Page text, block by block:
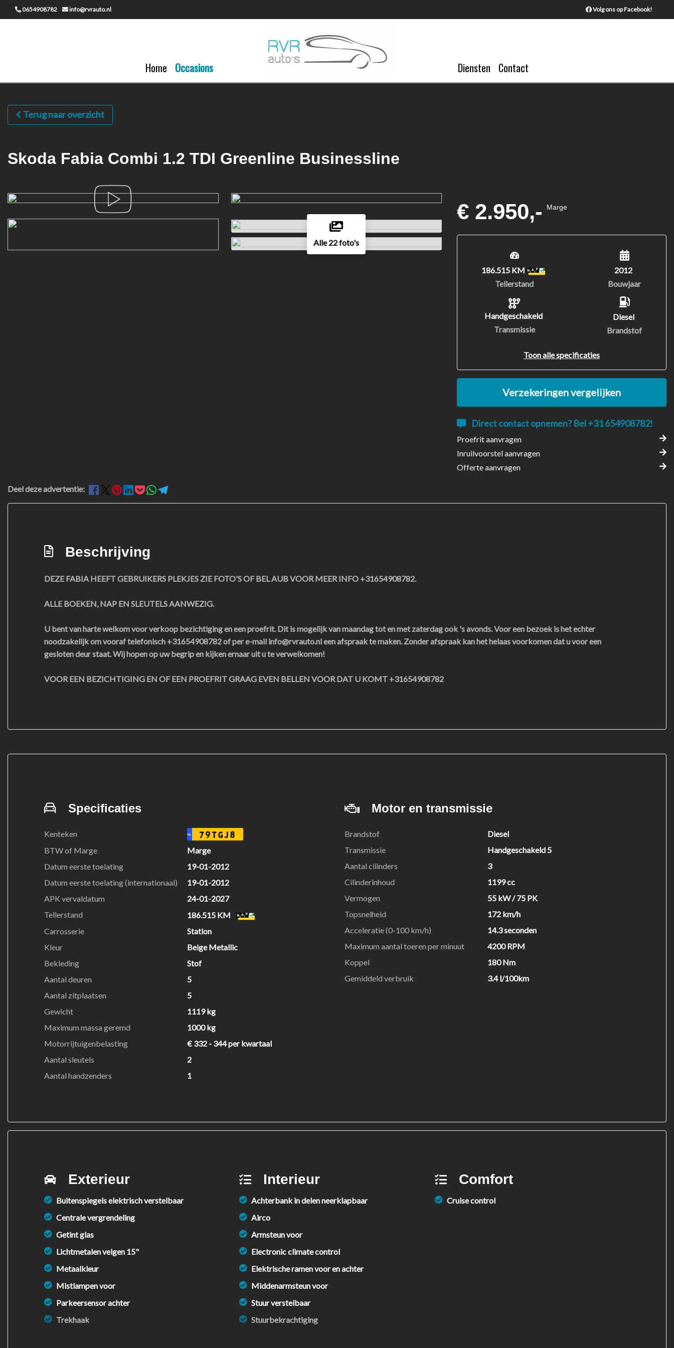
0654908782 info@rvrauto.nl Volg ons op Facebook!
Home Occasions Diensten Contact
Terug naar overzicht
Skoda Fabia Combi 1.2 TDI Greenline Businessline
Alle 22 foto's
€ 2.950,- Marge
186.515 KM
Tellerstand
Handgeschakeld
Transmissie
2012
Bouwjaar
Diesel
Brandstof
Toon alle specificaties
Verzekeringen vergelijken
Direct contact opnemen? Bel +31 654908782!
Proefrit aanvragen
Inruilvoorstel aanvragen
Offerte aanvragen
Deel deze advertentie:
Beschrijving
DEZE FABIA HEEFT GEBRUIKERS PLEKJES ZIE FOTO'S OF BEL AUB VOOR MEER INFO +31654908782.
ALLE BOEKEN, NAP EN SLEUTELS AANWEZIG.
U bent van harte welkom voor verkoop bezichtiging en een proefrit. Dit is mogelijk van maandag tot en met zaterdag ook 's avonds. Voor een bezoek is het echter
noodzakelijk om vooraf telefonisch +31654908782 of per e-mail info@rvrauto.nl een afspraak te maken. Zonder afspraak kan het helaas voorkomen dat u voor een
gesloten deur staat. Wij hopen op uw begrip en kijken ernaar uit u te verwelkomen!
VOOR EEN BEZICHTIGING EN OF EEN PROEFRIT GRAAG EVEN BELLEN VOOR DAT U KOMT +31654908782
Specificaties
Kenteken NL 79TGJ8
BTW of Marge
Marge
Datum eerste toelating
19-01-2012
Datum eerste toelating (internationaal)
19-01-2012
APK vervaldatum
24-01-2027
Tellerstand
186.515 KM
Carrosserie
Station
Kleur
Beige Metallic
Bekleding
Stof
Aantal deuren
5
Aantal zitplaatsen
5
Gewicht
1119 kg
Maximum massa geremd
1000 kg
Motorrijtuigenbelasting
€ 332 - 344 per kwartaal
Aantal sleutels
2
Aantal handzenders
1
Motor en transmissie
Brandstof
Diesel
Transmissie
Handgeschakeld 5
Aantal cilinders
3
Cilinderinhoud
1199 cc
Vermogen
55 kW / 75 PK
Topsnelheid
172 km/h
Acceleratie (0-100 km/h)
14.3 seconden
Maximum aantal toeren per minuut
4200 RPM
Koppel
180 Nm
Gemiddeld verbruik
3.4 l/100km
Exterieur
Buitenspiegels elektrisch verstelbaar
Centrale vergrendeling
Getint glas
Lichtmetalen velgen 15"
Metaalkleur
Mistlampen voor
Parkeersensor achter
Trekhaak
Interieur
Achterbank in delen neerklapbaar
Airco
Armsteun voor
Electronic climate control
Elektrische ramen voor en achter
Middenarmsteun voor
Stuur verstelbaar
Stuurbekrachtiging
Comfort
Cruise control